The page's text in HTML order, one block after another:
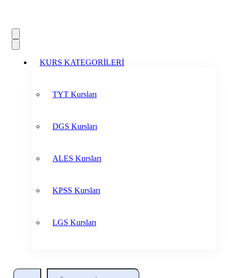
KURS KATEGORİLERİ
TYT Kursları
DGS Kursları
ALES Kursları
KPSS Kursları
LGS Kursları